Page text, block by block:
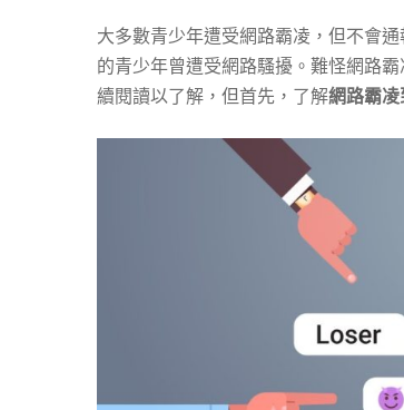
何
阻
大多數青少年遭受網路霸凌，但不會
的青少年曾遭受網路騷擾。難怪網路
續閱讀以了解，但首先，了解網路霸